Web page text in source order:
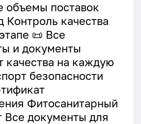
объемы поставок
Контроль качества
📜 Все
и документы
качества на каждую
безопасности
Фитосанитарный
Все документы для